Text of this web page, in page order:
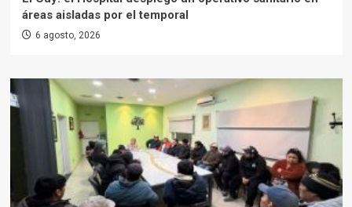
áreas aisladas por el temporal
6 agosto, 2026